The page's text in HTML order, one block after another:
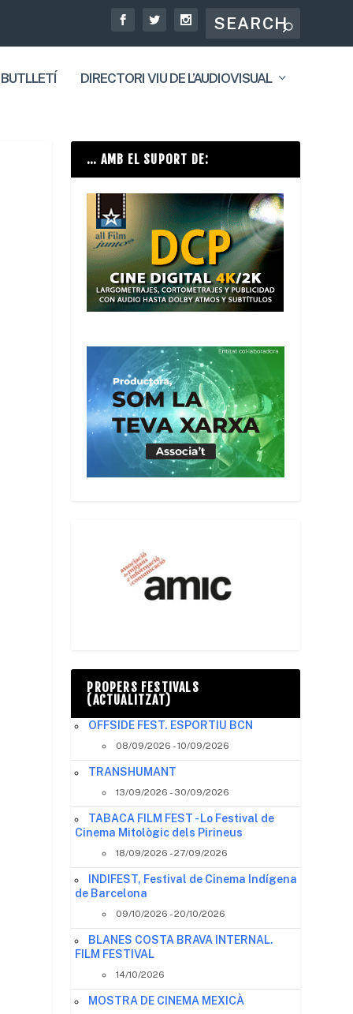
DIRECTORI VIU DE L’AUDIOVISUAL
… AMB EL SUPORT DE:
PROPERS FESTIVALS
(ACTUALITZAT)
OFFSIDE FEST. ESPORTIU BCN
08/09/2026 - 10/09/2026
TRANSHUMANT
13/09/2026 - 30/09/2026
TABACA FILM FEST - Lo Festival de
Cinema Mitològic dels Pirineus
18/09/2026 - 27/09/2026
INDIFEST, Festival de Cinema Indígena
de Barcelona
09/10/2026 - 20/10/2026
BLANES COSTA BRAVA INTERNAL.
FILM FESTIVAL
14/10/2026
MOSTRA DE CINEMA MEXICÀ